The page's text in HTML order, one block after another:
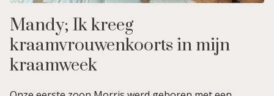
Mandy; Ik kreeg
kraamvrouwenkoorts in mijn
kraamweek